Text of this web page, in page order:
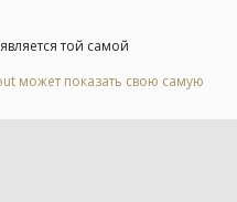
той самой
может показать свою самую